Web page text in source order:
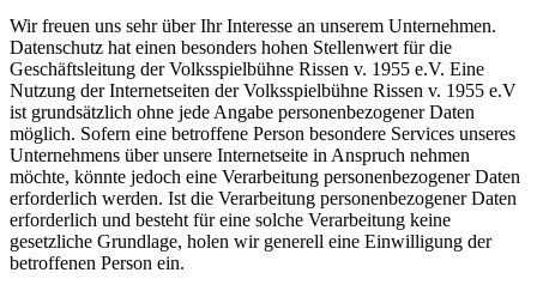
Wir freuen uns sehr über Ihr Interesse an unserem Unternehmen.
Datenschutz hat einen besonders hohen Stellenwert für die
Geschäftsleitung der Volksspielbühne Rissen v. 1955 e.V. Eine
Nutzung der Internetseiten der Volksspielbühne Rissen v. 1955 e.V
ist grundsätzlich ohne jede Angabe personenbezogener Daten
möglich. Sofern eine betroffene Person besondere Services unseres
Unternehmens über unsere Internetseite in Anspruch nehmen
möchte, könnte jedoch eine Verarbeitung personenbezogener Daten
erforderlich werden. Ist die Verarbeitung personenbezogener Daten
erforderlich und besteht für eine solche Verarbeitung keine
gesetzliche Grundlage, holen wir generell eine Einwilligung der
betroffenen Person ein.